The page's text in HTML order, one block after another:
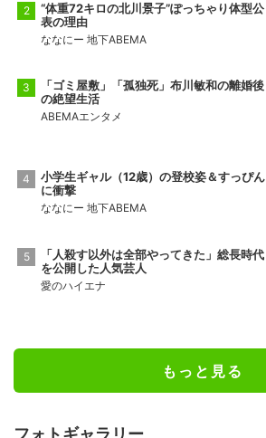
“体重72キロの北川景子”ぽっちゃり体型公
表の理由
ななにー 地下ABEMA
「ゴミ屋敷」「孤独死」布川敏和の離婚後
の絶望生活
ABEMAエンタメ
小学生ギャル（12歳）の登校姿＆すっぴん
に衝撃
ななにー 地下ABEMA
「人殺す以外は全部やってきた」総長時代
を公開した人気芸人
愛のハイエナ
もっと見る
フォトギャラリー